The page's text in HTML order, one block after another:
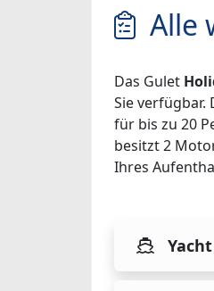
Alle
Das Gulet
Sie verfügbar.
für bis zu 20
besitzt 2
Ihres